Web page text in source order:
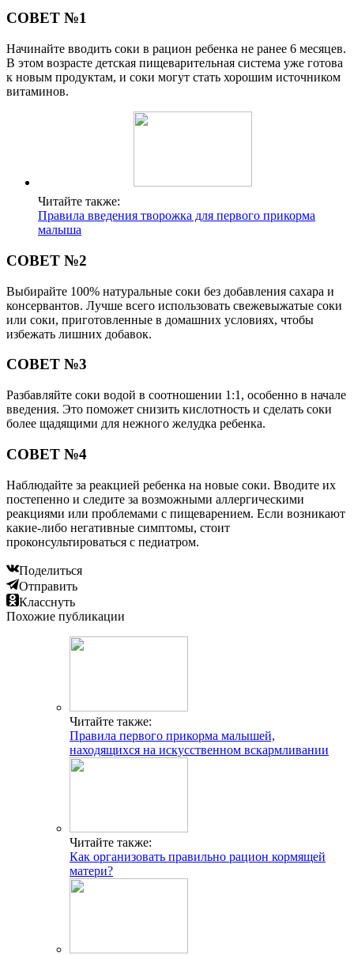
СОВЕТ №1
Начинайте вводить соки в рацион ребенка не ранее 6 месяцев.
В этом возрасте детская пищеварительная система уже готова
к новым продуктам, и соки могут стать хорошим источником
витаминов.
Читайте также:
Правила введения творожка для первого прикорма
малыша
СОВЕТ №2
Выбирайте 100% натуральные соки без добавления сахара и
консервантов. Лучше всего использовать свежевыжатые соки
или соки, приготовленные в домашних условиях, чтобы
избежать лишних добавок.
СОВЕТ №3
Разбавляйте соки водой в соотношении 1:1, особенно в начале
введения. Это поможет снизить кислотность и сделать соки
более щадящими для нежного желудка ребенка.
СОВЕТ №4
Наблюдайте за реакцией ребенка на новые соки. Вводите их
постепенно и следите за возможными аллергическими
реакциями или проблемами с пищеварением. Если возникают
какие-либо негативные симптомы, стоит
проконсультироваться с педиатром.
Поделиться
Отправить
Класснуть
Похожие публикации
Читайте также:
Правила первого прикорма малышей,
находящихся на искусственном вскармливании
Читайте также:
Как организовать правильно рацион кормящей
матери?